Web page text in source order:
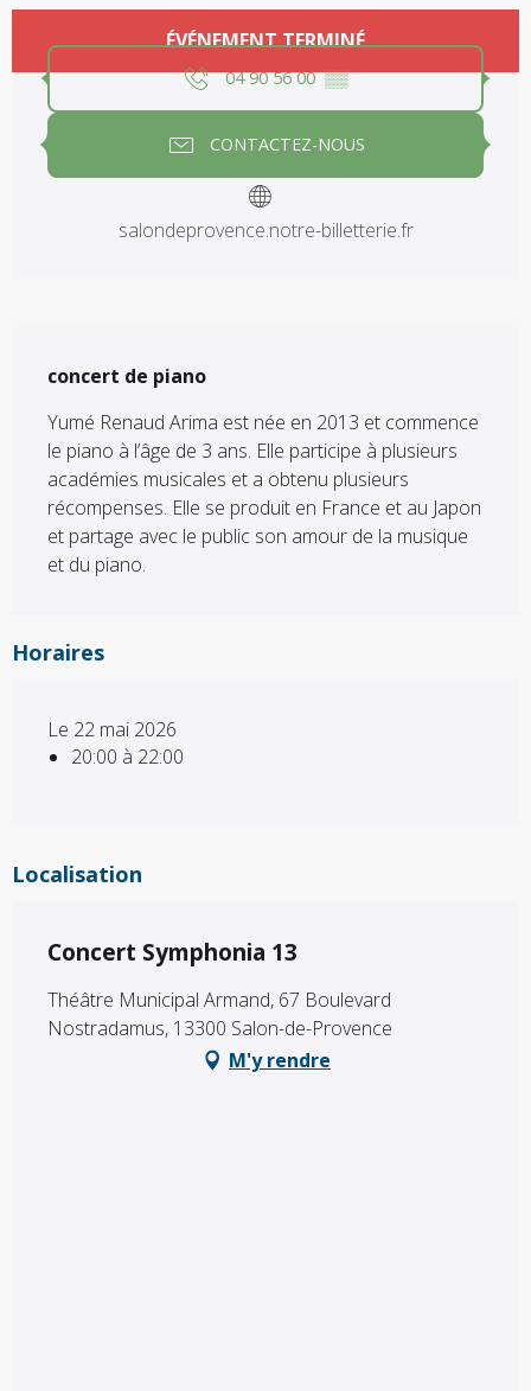
Ouverture et coordonnées
ÉVÉNEMENT TERMINÉ
04 90 56 00▒▒
CONTACTEZ-NOUS
salondeprovence.notre-billetterie.fr
concert de piano
Yumé Renaud Arima est née en 2013 et commence
le piano à l’âge de 3 ans. Elle participe à plusieurs
académies musicales et a obtenu plusieurs
récompenses. Elle se produit en France et au Japon
et partage avec le public son amour de la musique
et du piano.
Horaires
Le 22 mai 2026
20:00 à 22:00
Localisation
Concert Symphonia 13
Théâtre Municipal Armand, 67 Boulevard
Nostradamus, 13300 Salon-de-Provence
M'y rendre